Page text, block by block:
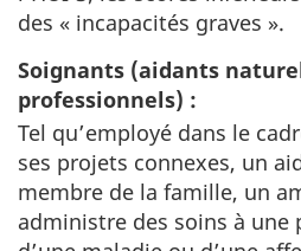
des « incapacités graves ».
Soignants (aidants
professionnels) :
Tel qu’employé dans le
ses projets connexes, un
membre de la famille, un
administre des soins à une